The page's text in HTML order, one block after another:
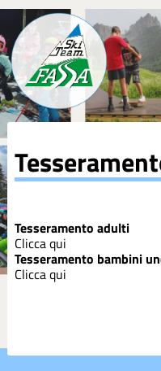
Tesseramento adulti
Clicca qui
Tesseramento bambini
Clicca qui